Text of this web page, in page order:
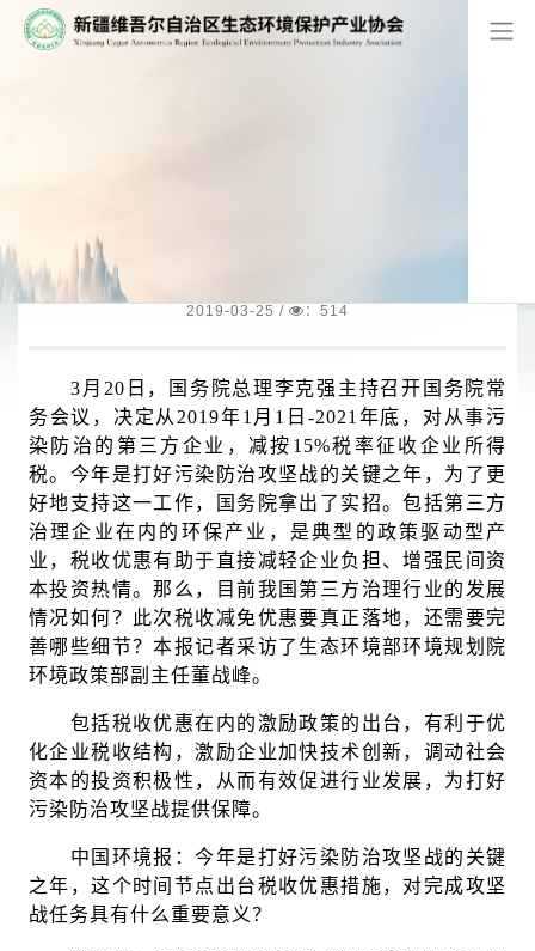
2019-03-25 / ：514
3月20日，国务院总理李克强主持召开国务院常
务会议，决定从2019年1月1日-2021年底，对从事污
染防治的第三方企业，减按15%税率征收企业所得
税。今年是打好污染防治攻坚战的关键之年，为了更
好地支持这一工作，国务院拿出了实招。包括第三方
治理企业在内的环保产业，是典型的政策驱动型产
业，税收优惠有助于直接减轻企业负担、增强民间资
本投资热情。那么，目前我国第三方治理行业的发展
情况如何？此次税收减免优惠要真正落地，还需要完
善哪些细节？本报记者采访了生态环境部环境规划院
环境政策部副主任董战峰。
包括税收优惠在内的激励政策的出台，有利于优
化企业税收结构，激励企业加快技术创新，调动社会
资本的投资积极性，从而有效促进行业发展，为打好
污染防治攻坚战提供保障。
中国环境报：今年是打好污染防治攻坚战的关键
之年，这个时间节点出台税收优惠措施，对完成攻坚
战任务具有什么重要意义？